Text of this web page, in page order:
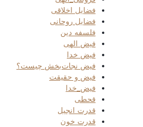
فضایل اخلاقی
فضایل روحانی
فلسفه دین
فیض الهی
فیض خدا
فیض نجات‌بخش چیست؟
فیض و حقیقت
فیض_خدا
قحطی
قدرت انجیل
قدرت خون